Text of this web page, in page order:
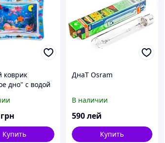
коврик
дно" с водой
грн
Купить
ДнаТ Osram
В наличии
590лей
Купить